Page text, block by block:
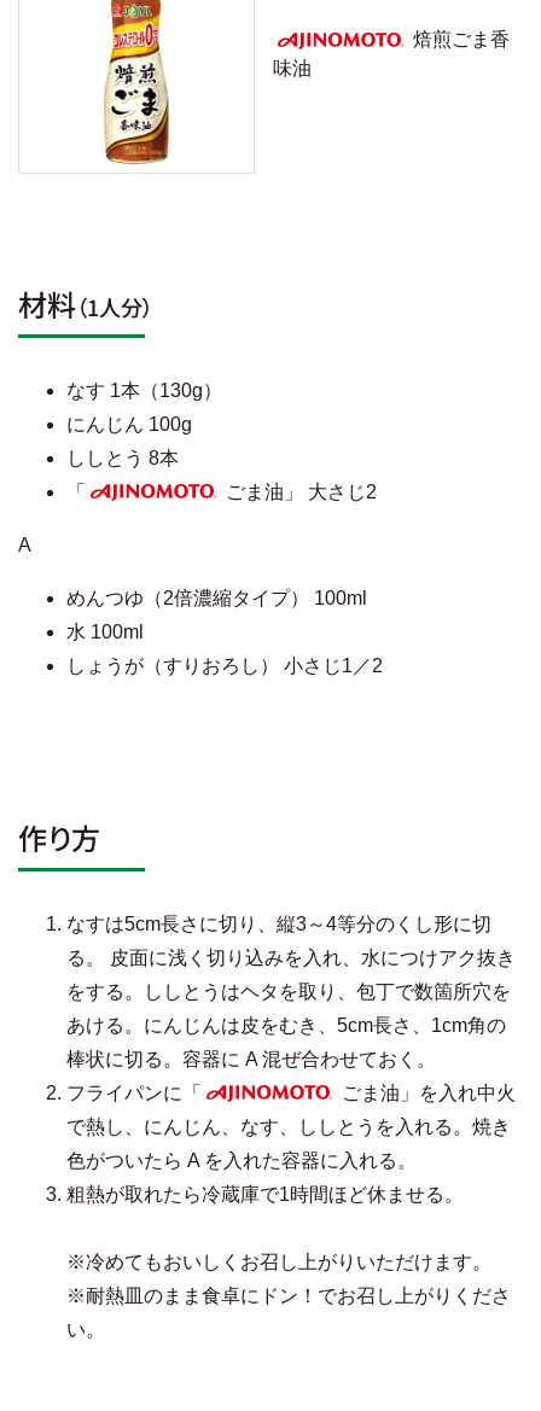
AJINOMOTO
焙煎ごま香
味油
材料（1人分）
なす 1本（130g）
にんじん 100g
ししとう 8本
「
ごま油」 大さじ2
A
めんつゆ（2倍濃縮タイプ） 100ml
水 100ml
しょうが（すりおろし） 小さじ1／2
作り方
なすは5cm長さに切り、縦3～4等分のくし形に切
る。 皮面に浅く切り込みを入れ、水につけアク抜き
をする。ししとうはヘタを取り、包丁で数箇所穴を
あける。にんじんは皮をむき、5cm長さ、1cm角の
棒状に切る。容器に A 混ぜ合わせておく。
フライパンに「
AJINOMOTO
ごま油」を入れ中火
で熱し、にんじん、なす、ししとうを入れる。焼き
色がついたら A を入れた容器に入れる。
粗熱が取れたら冷蔵庫で1時間ほど休ませる。
※冷めてもおいしくお召し上がりいただけます。
※耐熱皿のまま食卓にドン！でお召し上がりくださ
い。